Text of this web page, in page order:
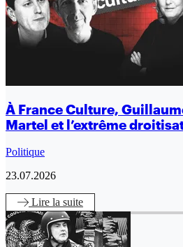
À France Culture,
Martel et l’extrême
Politique
23.07.2026
Lire la suite